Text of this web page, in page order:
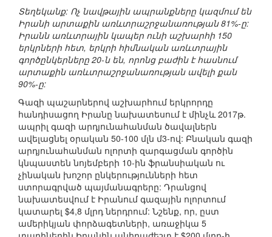
Տեղեկանք: Ոչ նավթային ապրանքները կազմում են
Իրանի արտաքին առևտրաշրջանառության 81%-ը:
Իրանն առևտրային կապեր ունի աշխարհի 150
երկրների հետ, երկրի հիմնական առևտրային
գործընկերները 20-ն են, որոնց բաժին է հասնում
արտաքին առևտրաշրջանառության ավելի քան
90%-ը:
Գազի պաշարներով աշխարհում երկրորդը
հանդիսացող Իրանը նախատեսում է մինչև 2017թ.
ապրիլ գազի արդյունահանման ծավալներն
ավելացնել օրական 50-100 մլն մ3-ով: Բնական գազի
արդյունահանման ոլորտի զարգացման գործին
կնպաստեն նոյեմբերի 10-ին ֆրանսիական ու
չինական խոշոր ընկերությունների հետ
ստորագրված պայմանագրերը: Դրանցով
նախատեսվում է Իրանում գազային ոլորտում
կատարել $4,8 մլրդ ներդրում: Նշենք, որ, ըստ
ամերիկյան փորձագետների, առաջիկա 5